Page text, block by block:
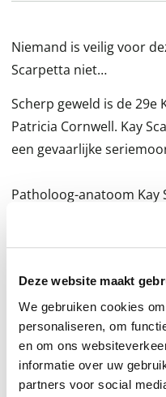
Deze website maakt
We gebruiken cookies
personaliseren, om
en om ons
informatie over uw
partners voor social
Niemand is veilig voor
Scarpetta niet…
Scherp geweld is de 29e
Patricia Cornwell. Kay
een gevaarlijke
Patholoog-anatoom
kerstochtend een
Virginia al maanden en
technologie om bij
Scarpetta moet
een berucht